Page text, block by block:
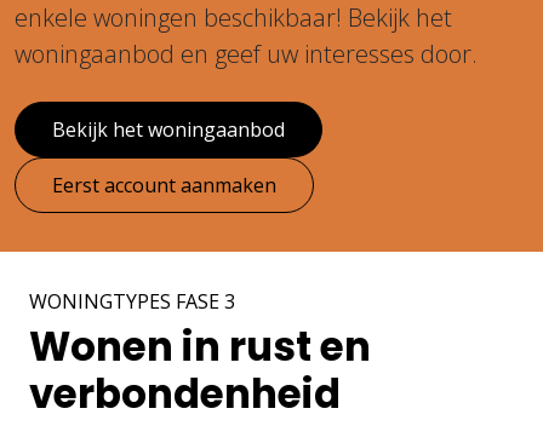
enkele woningen beschikbaar! Bekijk het
woningaanbod en geef uw interesses door.
Bekijk het woningaanbod
Eerst account aanmaken
WONINGTYPES FASE 3
Wonen in rust en
verbondenheid